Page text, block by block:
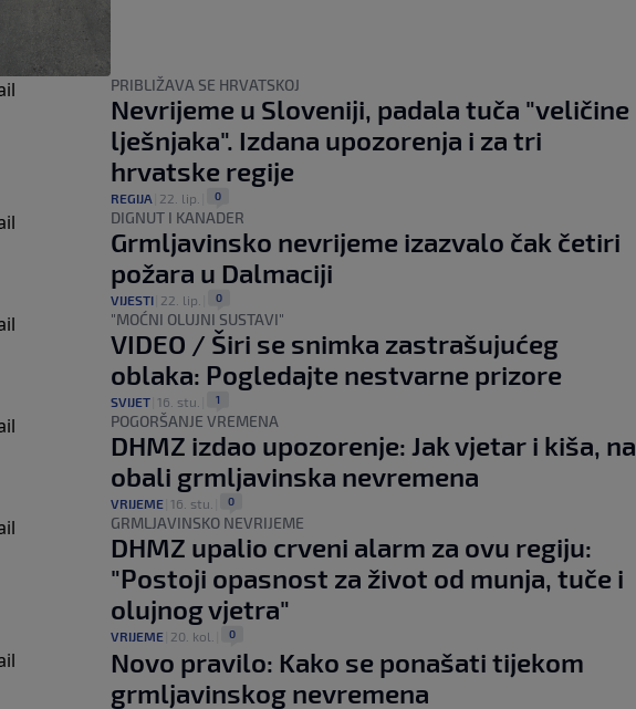
PRIBLIŽAVA SE HRVATSKOJ
Nevrijeme u Sloveniji, padala tuča "veličine
lješnjaka". Izdana upozorenja i za tri
hrvatske regije
REGIJA 22. lip. 0
DIGNUT I KANADER
Grmljavinsko nevrijeme izazvalo čak četiri
požara u Dalmaciji
VIJESTI 22. lip. 0
"MOĆNI OLUJNI SUSTAVI"
VIDEO / Širi se snimka zastrašujućeg
oblaka: Pogledajte nestvarne prizore
SVIJET 16. stu. 1
POGORŠANJE VREMENA
DHMZ izdao upozorenje: Jak vjetar i kiša, na
obali grmljavinska nevremena
VRIJEME 16. stu. 0
GRMLJAVINSKO NEVRIJEME
DHMZ upalio crveni alarm za ovu regiju:
"Postoji opasnost za život od munja, tuče i
olujnog vjetra"
VRIJEME 20. kol. 0
Novo pravilo: Kako se ponašati tijekom
grmljavinskog nevremena